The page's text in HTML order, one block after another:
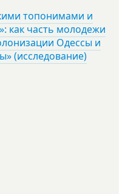
топонимами и
как часть молодежи
Одессы и
(исследование)